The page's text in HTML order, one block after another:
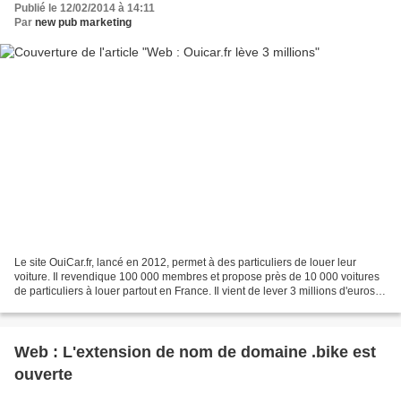
Publié le 12/02/2014 à 14:11
Par new pub marketing
Le site OuiCar.fr, lancé en 2012, permet à des particuliers de louer leur
voiture. Il revendique 100 000 membres et propose près de 10 000 voitures
de particuliers à louer partout en France. Il vient de lever 3 millions d'euros
Web : L'extension de nom de domaine .bike est
ouverte